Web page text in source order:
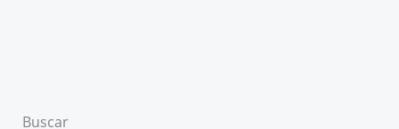
Buscar